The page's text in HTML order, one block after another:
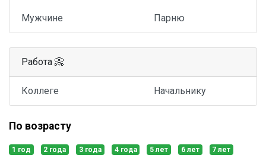
Мужчине Парню
Работа 📀
Коллеге Начальнику
По возрасту
1 год 2 года 3 года 4 года 5 лет 6 лет
7 лет